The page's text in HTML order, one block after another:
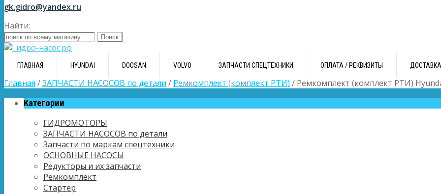
gk.gidro@yandex.ru
Найти:
ГЛАВНАЯ HYUNDAI DOOSAN VOLVO ЗАПЧАСТИ СПЕЦТЕХНИКИ ОПЛАТА / РЕКВИЗИТЫ ДОСТАВКА
Главная /ЗАПЧАСТИ НАСОСОВ по детали / Ремкомплект (комплект РТИ) / Ремкомплект (комплект РТИ)
Категории
ГИДРОМОТОРЫ
ЗАПЧАСТИ НАСОСОВ по детали
Запчасти по маркам спецтехники
ОСНОВНЫЕ НАСОСЫ
Редукторы и их запчасти
Ремкомплект
Стартер